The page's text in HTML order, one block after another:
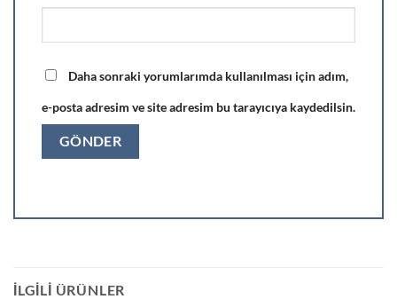
Daha sonraki yorumlarımda kullanılması için adım,
e-posta adresim ve site adresim bu tarayıcıya kaydedilsin.
İLGILI ÜRÜNLER